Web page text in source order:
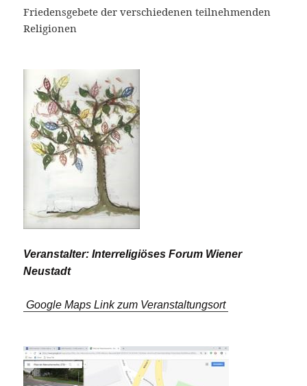
Friedensgebete der verschiedenen teilnehmenden
Religionen
Veranstalter: Interreligiöses Forum Wiener
Neustadt
Google Maps Link zum Veranstaltungsort